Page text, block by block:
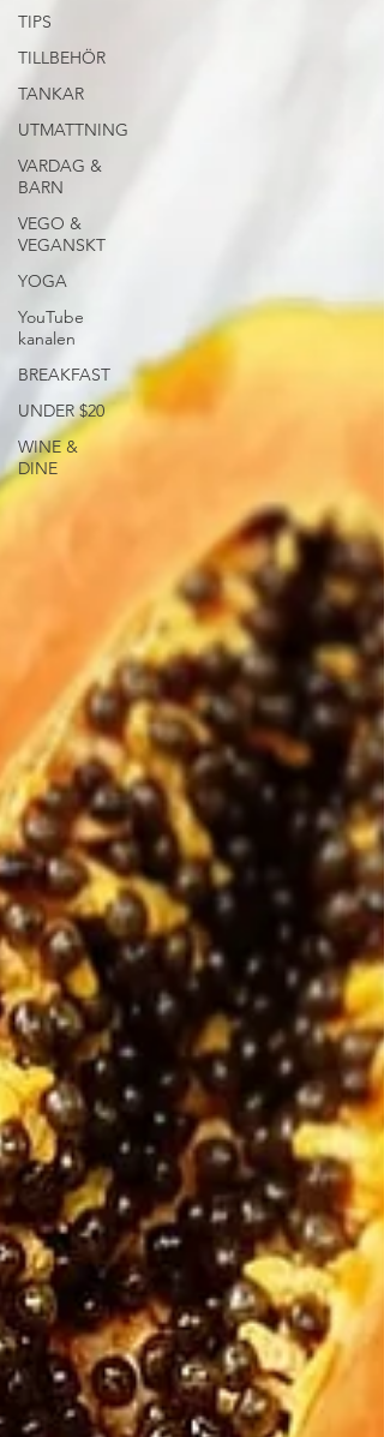
TIPS
TILLBEHÖR
TANKAR
UTMATTNING
VARDAG &
BARN
VEGO &
VEGANSKT
YOGA
YouTube
kanalen
BREAKFAST
UNDER $20
WINE &
DINE